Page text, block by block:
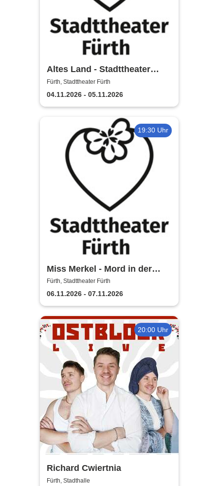
Altes Land - Stadttheater
Fürth
Fürth, Stadttheater Fürth
04.11.2026 - 05.11.2026
19:30 Uhr
Miss Merkel - Mord in der
Uckermark | Stadttheater
Fürth
Fürth, Stadttheater Fürth
06.11.2026 - 07.11.2026
20:00 Uhr
Richard Cwiertnia
Fürth, Stadthalle